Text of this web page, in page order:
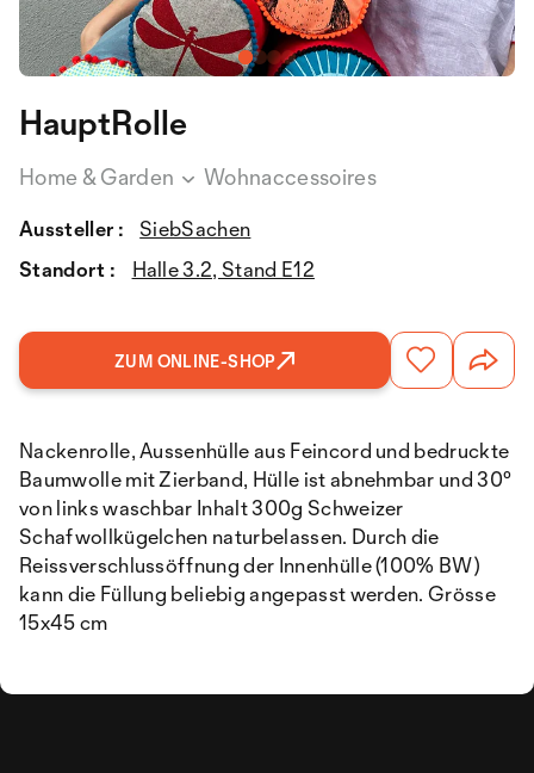
HauptRolle
Home & Garden Wohnaccessoires
Aussteller :
SiebSachen
Standort :
Halle 3.2, Stand E12
ZUM ONLINE-SHOP
Nackenrolle, Aussenhülle aus Feincord und bedruckte
Baumwolle mit Zierband, Hülle ist abnehmbar und 30°
von links waschbar Inhalt 300g Schweizer
Schafwollkügelchen naturbelassen. Durch die
Reissverschlussöffnung der Innenhülle (100% BW)
kann die Füllung beliebig angepasst werden. Grösse
15x45 cm